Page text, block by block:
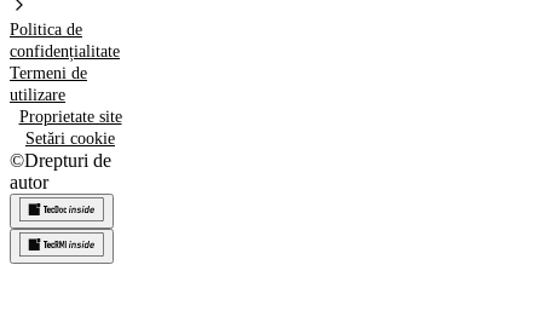
Politica de
confidențialitate
Termeni de
utilizare
Proprietate site
Setări cookie
©Drepturi de
autor